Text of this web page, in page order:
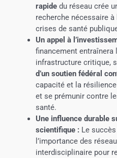
rapide du réseau crée
recherche nécessaire
crises de santé
Un appel à
financement entraînera
infrastructure critique,
d’un soutien fédéral
capacité et la
et se prémunir contre
santé.
Une influence durable
scientifique :Le succès
l’importance des
interdisciplinaire pour